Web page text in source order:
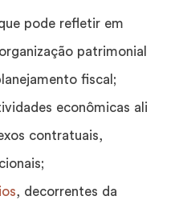
pode refletir em
patrimonial
fiscal;
econômicas ali
contratuais,
, decorrentes da